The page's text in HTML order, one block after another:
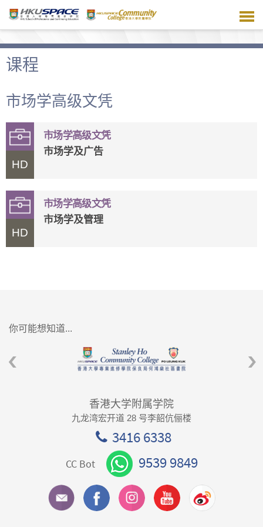
主
容课程
市场学高级文凭
HD
市场学高级文凭
市场学及广告
HD
市场学高级文凭
市场学及管理
你可能想知道...
香港大学附属学院
九龙湾宏开道 28 号李韶伉俪楼
3416 6338
CC Bot 9539 9849